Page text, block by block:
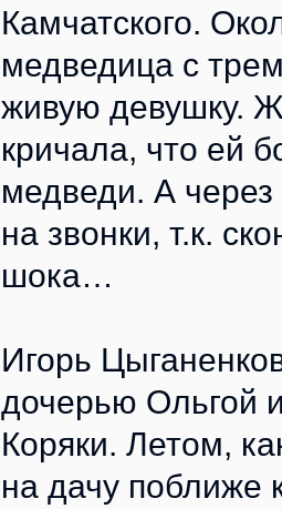
Камчатского.
медведица с
живую девушку.
кричала, что ей
медведи. А через
на звонки, т.к.
шока…
Игорь
дочерью Ольгой
Коряки. Летом,
на дачу поближе